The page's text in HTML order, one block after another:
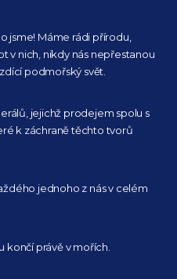
jsme! Máme rádi přírodu,
v nich, nikdy nás nepřestanou
podmořský svět.
jejichž prodejem spolu s
k záchraně těchto tvorů
jednoho z nás v celém
končí právě v mořích.